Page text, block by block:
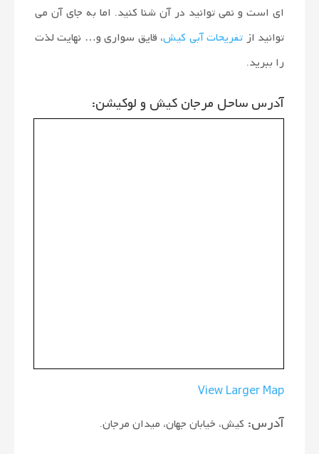
ای است و نمی توانید در آن شنا کنید. اما به جای آن می
توانید از تفریحات آبی کیش، قایق سواری و… نهایت لذت
را ببرید.
آدرس ساحل مرجان کیش و لوکیشن:
View Larger Map
آدرس: کیش، خیابان جهان، میدان مرجان.